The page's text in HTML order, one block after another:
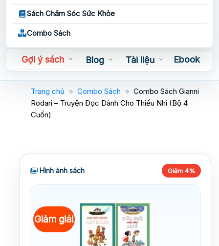
Sách Chăm Sóc Sức Khỏe
Combo Sách
Gợi ý sách Blog Tài liệu
Ebook
Sách nói
Trang chủ » Combo Sách » Combo Sách Gianni
Rodari – Truyện Đọc Dành Cho Thiếu Nhi (Bộ 4
Cuốn)
Hình ảnh sách Giảm 4%
Giảm giá!